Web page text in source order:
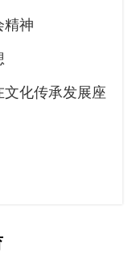
精神
化传承发展座